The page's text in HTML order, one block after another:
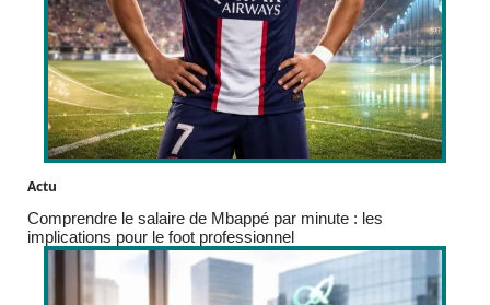
Actu
Comprendre le salaire de Mbappé par minute : les
implications pour le foot professionnel